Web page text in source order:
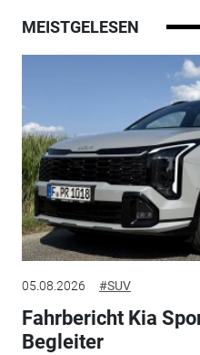
MEISTGELESEN
05.08.2026 #SUV
Fahrbericht Kia
Begleiter